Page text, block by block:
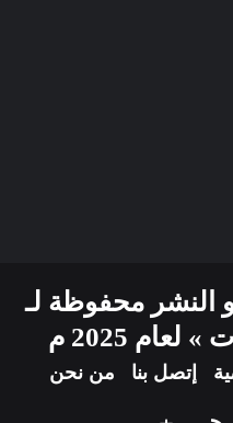
النشر محفوظة لـ
2025 م
إتصل بنا من نحن